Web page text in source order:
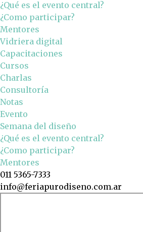
¿Qué es el evento central?
¿Como participar?
Mentores
Vidriera digital
Capacitaciones
Cursos
Charlas
Consultoría
Notas
Evento
Semana del diseño
¿Qué es el evento central?
¿Como participar?
Mentores
011 5365-7333
info@feriapurodiseno.com.ar